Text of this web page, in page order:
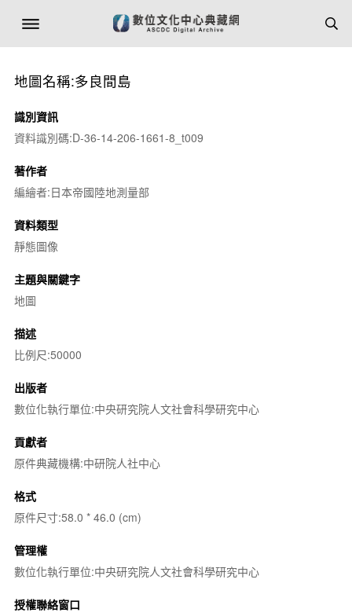
地圖名稱:多良間島
識別資訊
資料識別碼:D-36-14-206-1661-8_t009
著作者
編繪者:日本帝國陸地測量部
資料類型
靜態圖像
主題與關鍵字
地圖
描述
比例尺:50000
出版者
數位化執行單位:中央研究院人文社會科學研究中心
貢獻者
原件典藏機構:中研院人社中心
格式
原件尺寸:58.0 * 46.0 (cm)
管理權
數位化執行單位:中央研究院人文社會科學研究中心
授權聯絡窗口